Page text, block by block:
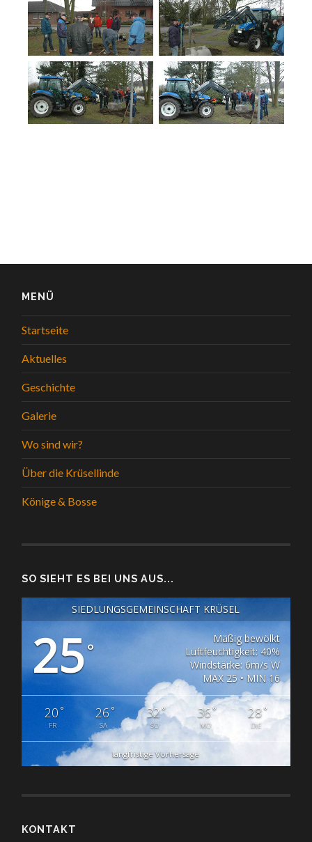
MENÜ
Startseite
Aktuelles
Geschichte
Galerie
Wo sind wir?
Über die Krüsellinde
Könige & Bosse
SO SIEHT ES BEI UNS AUS...
SIEDLUNGSGEMEINSCHAFT KRÜSEL
25°
Mäßig bewölkt
Luftfeuchtigkeit: 40%
Windstärke: 6m/s W
MAX 25 • MIN 16
20°
FR
26°
SA
32°
SO
36°
MO
28°
DIE
langfristige Vorhersage
KONTAKT